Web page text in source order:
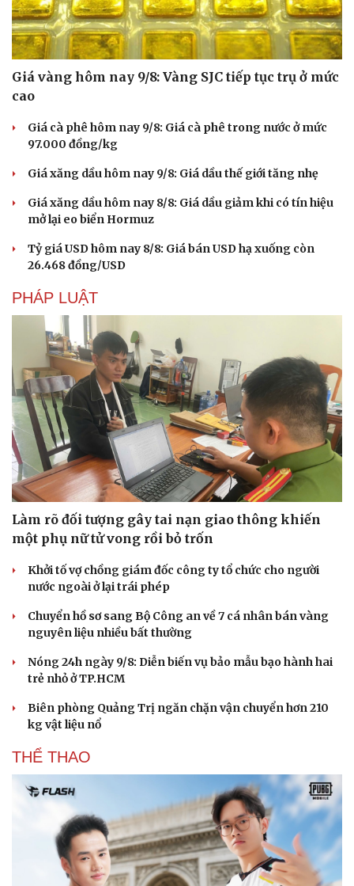
Văn hóa
Sân khấu - Điện ảnh
Văn học
Âm nhạc
Di sản
Giải trí
Nghệ sĩ
Thời trang
Sao Việt
Giá vàng hôm nay 9/8: Vàng SJC tiếp tục trụ ở mức
cao
Giá cà phê hôm nay 9/8: Giá cà phê trong nước ở mức
97.000 đồng/kg
Giá xăng dầu hôm nay 9/8: Giá dầu thế giới tăng nhẹ
Giá xăng dầu hôm nay 8/8: Giá dầu giảm khi có tín hiệu
mở lại eo biển Hormuz
Tỷ giá USD hôm nay 8/8: Giá bán USD hạ xuống còn
26.468 đồng/USD
PHÁP LUẬT
Làm rõ đối tượng gây tai nạn giao thông khiến
một phụ nữ tử vong rồi bỏ trốn
Khởi tố vợ chồng giám đốc công ty tổ chức cho người
nước ngoài ở lại trái phép
Chuyển hồ sơ sang Bộ Công an về 7 cá nhân bán vàng
nguyên liệu nhiều bất thường
Nóng 24h ngày 9/8: Diễn biến vụ bảo mẫu bạo hành hai
trẻ nhỏ ở TP.HCM
Biên phòng Quảng Trị ngăn chặn vận chuyển hơn 210
kg vật liệu nổ
THỂ THAO